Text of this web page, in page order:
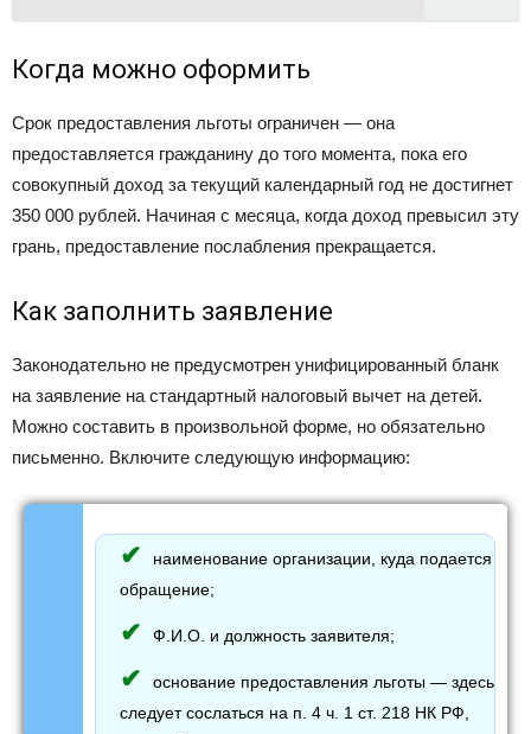
Когда можно оформить
Срок предоставления льготы ограничен — она
предоставляется гражданину до того момента, пока его
совокупный доход за текущий календарный год не достигнет
350 000 рублей. Начиная с месяца, когда доход превысил эту
грань, предоставление послабления прекращается.
Как заполнить заявление
Законодательно не предусмотрен унифицированный бланк
на заявление на стандартный налоговый вычет на детей.
Можно составить в произвольной форме, но обязательно
письменно. Включите следующую информацию:
наименование организации, куда подается
обращение;
Ф.И.О. и должность заявителя;
основание предоставления льготы — здесь
следует сослаться на п. 4 ч. 1 ст. 218 НК РФ,